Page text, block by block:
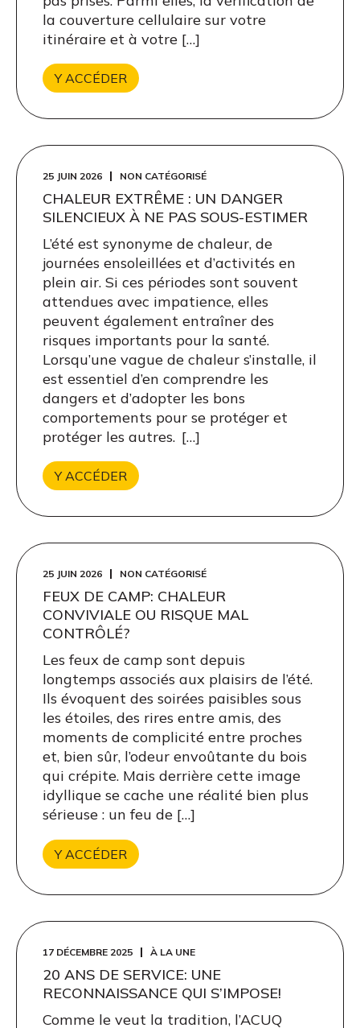
la couverture cellulaire sur votre
itinéraire et à votre […]
Y ACCÉDER
25 JUIN 2026 NON CATÉGORISÉ
CHALEUR EXTRÊME : UN DANGER
SILENCIEUX À NE PAS SOUS-ESTIMER
L’été est synonyme de chaleur, de
journées ensoleillées et d’activités en
plein air. Si ces périodes sont souvent
attendues avec impatience, elles
peuvent également entraîner des
risques importants pour la santé.
Lorsqu’une vague de chaleur s’installe, il
est essentiel d’en comprendre les
dangers et d’adopter les bons
comportements pour se protéger et
protéger les autres. […]
Y ACCÉDER
25 JUIN 2026 NON CATÉGORISÉ
FEUX DE CAMP: CHALEUR
CONVIVIALE OU RISQUE MAL
CONTRÔLÉ?
Les feux de camp sont depuis
longtemps associés aux plaisirs de l’été.
Ils évoquent des soirées paisibles sous
les étoiles, des rires entre amis, des
moments de complicité entre proches
et, bien sûr, l’odeur envoûtante du bois
qui crépite. Mais derrière cette image
idyllique se cache une réalité bien plus
sérieuse : un feu de […]
Y ACCÉDER
17 DÉCEMBRE 2025 À LA UNE
20 ANS DE SERVICE: UNE
RECONNAISSANCE QUI S’IMPOSE!
Comme le veut la tradition, l’ACUQ